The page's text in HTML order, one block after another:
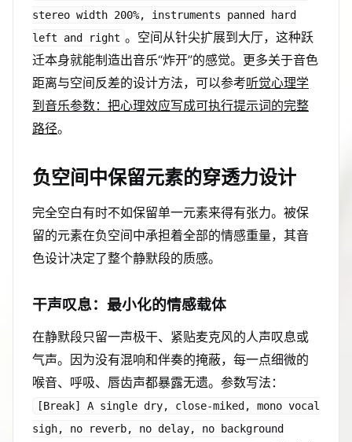
stereo width 200%, instruments panned hard
left and right 。空间从针尖扩展到大厅，这种跃
迁本身就能制造出音乐“炸开”的感觉。更多关于音色
距离与空间反差的设计方法，可以参考听觉心理学
到音乐参数：把心理效应写成可执行提示词的完整
路径。
负空间中保留元素的穿透力设计
完全空白有时不如保留单一元素来得有张力。被保
留的元素在负空间中承担着全部的情感重量，其音
色设计决定了整个静默段的质感。
干声叹息：最小化的情感载体
在静默段只留一声极干、紧贴麦克风的人声叹息或
气声。因为没有混响和伴奏的掩蔽，每一点细微的
喉音、呼吸、唇齿声都暴露无遗。参数写法：
[Break] A single dry, close-miked, mono vocal
sigh, no reverb, no delay, no background